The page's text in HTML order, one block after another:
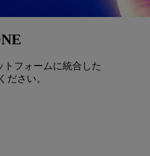
トフォームに統合した
ださい。